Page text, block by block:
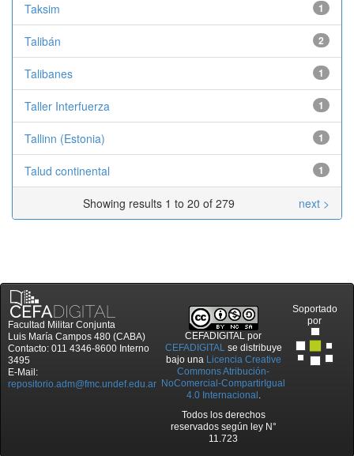
Taksim 1
Talibán 2
Talibanes 1
Taller Interfuerza 1
Tallinn (Estonia) 1
Talud continental 1
Showing results 1 to 20 of 279 next >
Facultad Militar Conjunta
Luis María Campos 480 (CABA)
Contacto: 011 4346-8600 Interno
3495
E-Mail:
repositorio.adm@fmc.undef.edu.ar
CEFADIGITAL por
CEFADIGITALse distribuye
bajo una Licencia Creative
Commons Atribución-
NoComercial-CompartirIgual
4.0 Internacional .
Todos los derechos
reservados según ley N°
11.723
Soportado
por